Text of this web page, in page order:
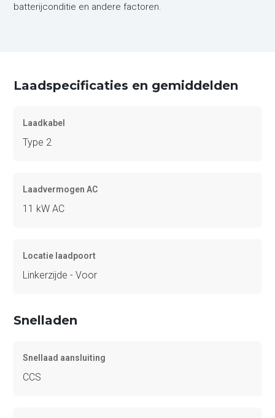
batterijconditie en andere factoren.
Laadspecificaties en gemiddelden
Laadkabel
Type 2
Laadvermogen AC
11 kW AC
Locatie laadpoort
Linkerzijde - Voor
Snelladen
Snellaad aansluiting
CCS